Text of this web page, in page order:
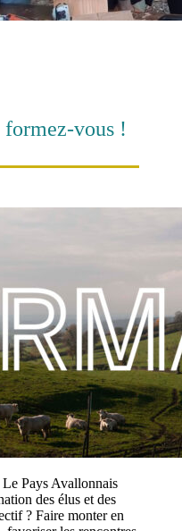
formez-vous !
Pays Avallonnais
des élus et des
? Faire monter en